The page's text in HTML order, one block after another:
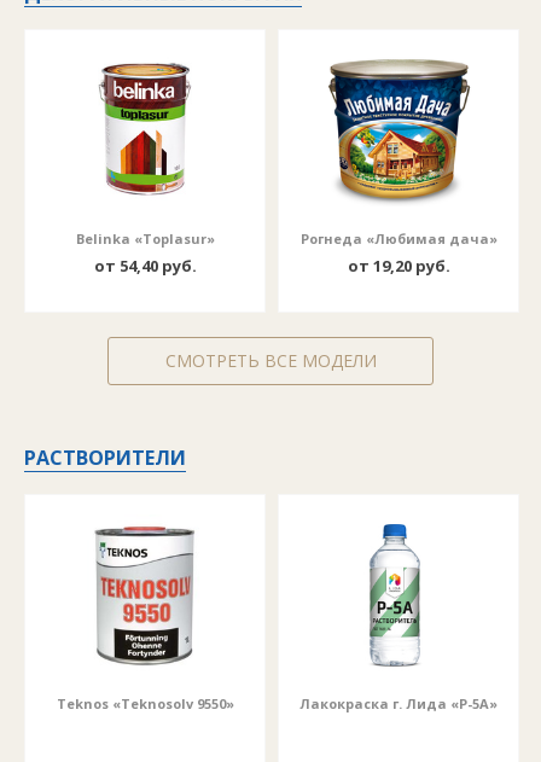
Belinka «Toplasur»
от 54,40 руб.
Рогнеда «Любимая дача»
от 19,20 руб.
СМОТРЕТЬ ВСЕ МОДЕЛИ
РАСТВОРИТЕЛИ
Teknos «Teknosolv 9550» Лакокраска г. Лида «Р-5А»